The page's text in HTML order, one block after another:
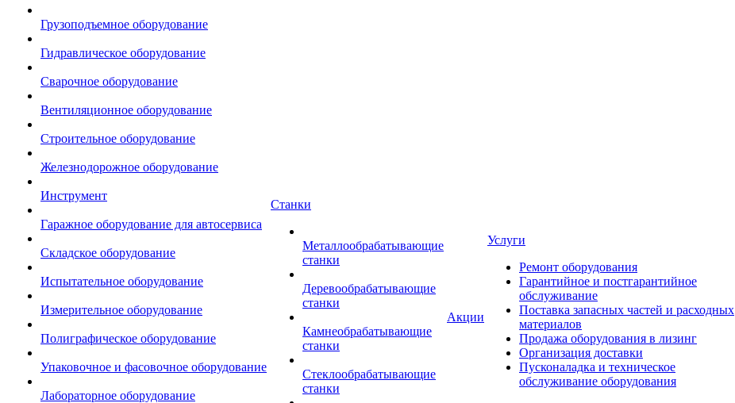
Грузоподъемное оборудование
Гидравлическое оборудование
Сварочное оборудование
Вентиляционное оборудование
Строительное оборудование
Железнодорожное оборудование
Инструмент
Гаражное оборудование для автосервиса
Складское оборудование
Испытательное оборудование
Измерительное оборудование
Полиграфическое оборудование
Упаковочное и фасовочное оборудование
Лабораторное оборудование
Станки
Металлообрабатывающие
станки
Деревообрабатывающие
станки
Камнеобрабатывающие
станки
Стеклообрабатывающие
станки
Акции
Услуги
Ремонт оборудования
Гарантийное и постгарантийное
обслуживание
Поставка запасных частей и расходных
материалов
Продажа оборудования в лизинг
Организация доставки
Пусконаладка и техническое
обслуживание оборудования